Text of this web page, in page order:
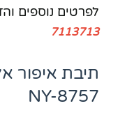
לפרטים נוספים
7113713
תיבת איפור
NY-8757